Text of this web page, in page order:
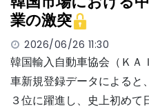
業の激突
2026/06/26 11:30
韓国輸入自動車協会（ＫＡ
車新規登録データによると
３位に躍進し、史上初め